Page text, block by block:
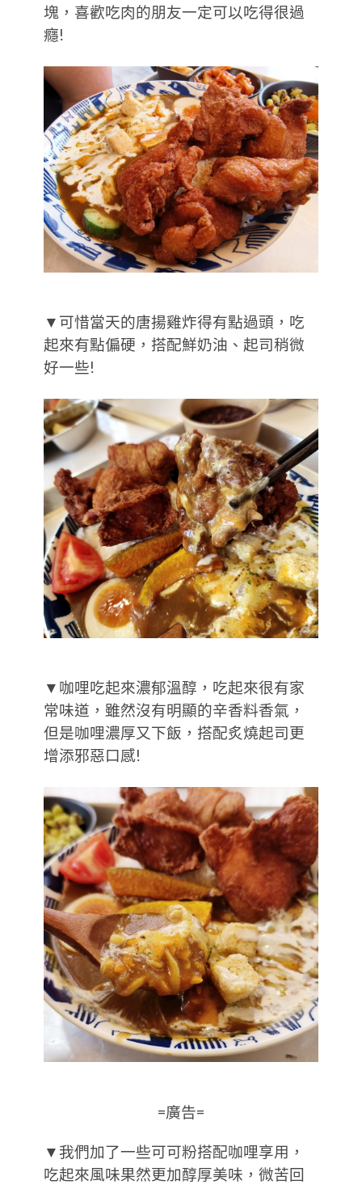
塊，喜歡吃肉的朋友一定可以吃得很過
癮!
▼可惜當天的唐揚雞炸得有點過頭，吃
起來有點偏硬，搭配鮮奶油、起司稍微
好一些!
▼咖哩吃起來濃郁溫醇，吃起來很有家
常味道，雖然沒有明顯的辛香料香氣，
但是咖哩濃厚又下飯，搭配炙燒起司更
增添邪惡口感!
=廣告=
▼我們加了一些可可粉搭配咖哩享用，
吃起來風味果然更加醇厚美味，微苦回